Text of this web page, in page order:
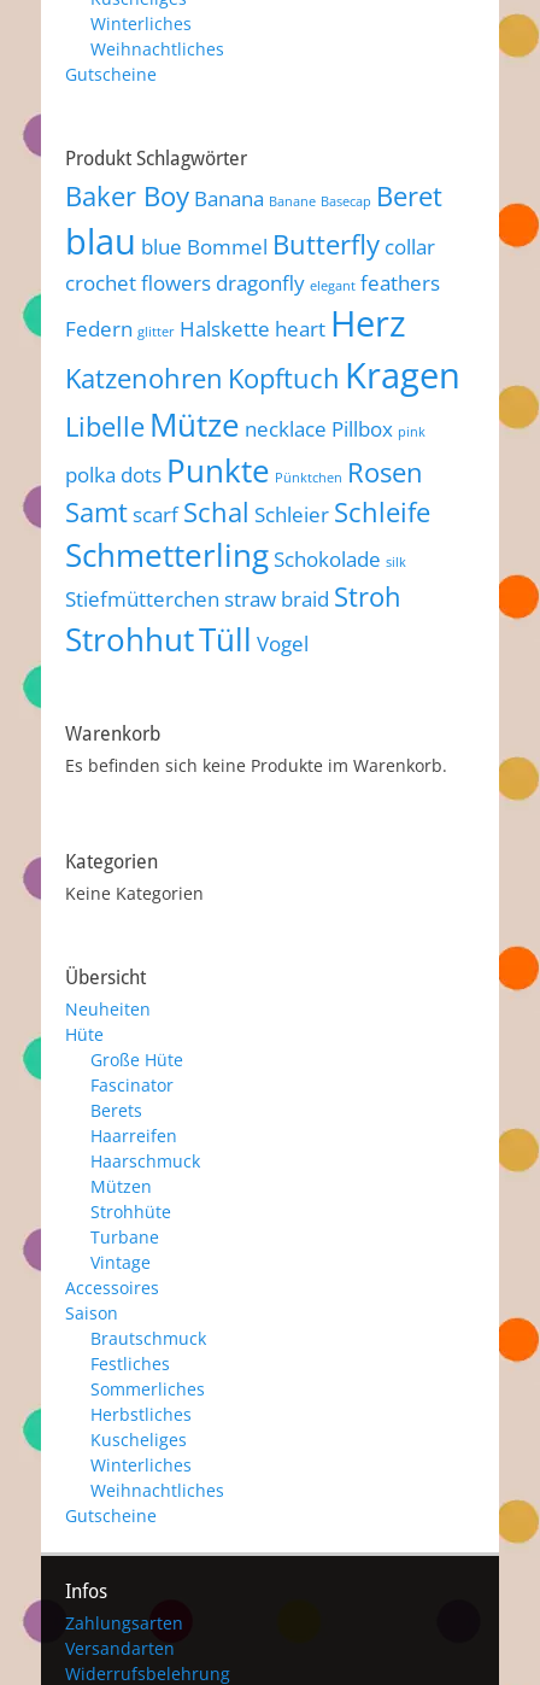
Winterliches
Weihnachtliches
Gutscheine
Produkt Schlagwörter
Baker Boy Banana Banane Basecap Beret
blau blue Bommel Butterfly collar
crochet flowers dragonfly elegant feathers
Federn glitter Halskette heart Herz
Katzenohren Kopftuch Kragen
Libelle Mütze necklace Pillbox pink
polka dots Punkte Pünktchen Rosen
Samtscarf Schal Schleier Schleife
SchmetterlingSchokolade silk
Stiefmütterchen straw braid Stroh
StrohhutTüll Vogel
Warenkorb
Es befinden sich keine Produkte im Warenkorb.
Kategorien
Keine Kategorien
Übersicht
Neuheiten
Hüte
Große Hüte
Fascinator
Berets
Haarreifen
Haarschmuck
Mützen
Strohhüte
Turbane
Vintage
Accessoires
Saison
Brautschmuck
Festliches
Sommerliches
Herbstliches
Kuscheliges
Winterliches
Weihnachtliches
Gutscheine
Infos
Zahlungsarten
Versandarten
Widerrufsbelehrung